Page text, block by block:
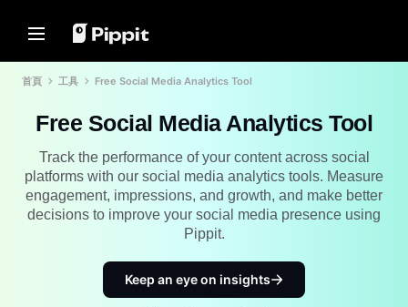
Home
首頁
解決方案
資源
解決方案
一鍵製片解決方案
只要輸入產品連結或上傳視覺素
資源
加入聯盟夥伴計劃
TikTok Ads Manager
客戶成功案例
Paw Smart's Story
Sleep Shop's Story
內容中心
用於編輯照片的最佳批量編輯器
2024年最佳8大圖像調整器
透明背景提示
製作促進銷售的促銷視頻
10個促銷視頻創意
AI 模型
Seedream 5.0 Pro
Seedream
Seedance
Nano Banana Pro
首頁 工具 Free Social Media Analytics Tool
Free Social Media Analytics Tool
Track the performance of your content across social
platforms with our social media analytics tools. Measure
engagement, impressions, and growth, and make better
decisions to improve your social media presence using
Pippit.
Keep an eye on insights